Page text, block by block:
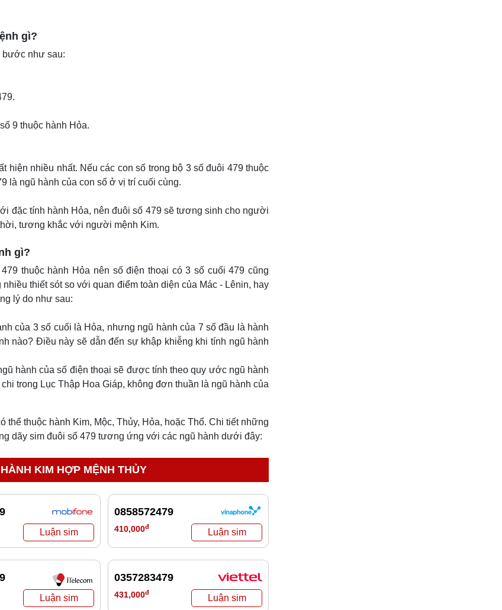
gì?
bước như sau:
9 thuộc hành Hỏa.
hiện nhiều nhất. Nếu các con số trong bộ 3 số đuôi 479 thuộc
là ngũ hành của con số ở vị trí cuối cùng.
đặc tính hành Hỏa, nên đuôi số 479 sẽ tương sinh cho người
tương khắc với người mệnh Kim.
gì?
thuộc hành Hỏa nên số điện thoại có 3 số cuối 479 cũng
thiết sót so với quan điểm toàn diện của Mác - Lênin, hay
lý do như sau:
của 3 số cuối là Hỏa, nhưng ngũ hành của 7 số đầu là hành
nào? Điều này sẽ dẫn đến sự khập khiễng khi tính ngũ hành
hành của số điện thoại sẽ được tính theo quy ước ngũ hành
trong Lục Thập Hoa Giáp, không đơn thuần là ngũ hành của
thể thuộc hành Kim, Mộc, Thủy, Hỏa, hoặc Thổ. Chi tiết những
dãy sim đuôi số 479 tương ứng với các ngũ hành dưới đây:
KIM HỢP MỆNH THỦY
0858572479
410,000đ
0357283479
431,000đ